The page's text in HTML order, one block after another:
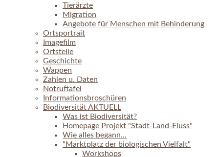
Tierärzte
Migration
Angebote für Menschen mit Behinderung
Ortsportrait
Imagefilm
Ortsteile
Geschichte
Wappen
Zahlen u. Daten
Notruftafel
Informationsbroschüren
Biodiversität AKTUELL
Was ist Biodiversität?
Homepage Projekt "Stadt-Land-Fluss"
Wie alles begann...
"Marktplatz der biologischen Vielfalt"
Workshops